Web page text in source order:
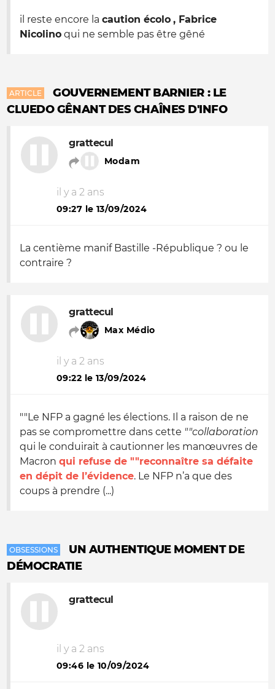
il reste encore la caution écolo , Fabrice
Nicolino qui ne semble pas être gêné
ARTICLE
GOUVERNEMENT BARNIER : LE
CLUEDO GÊNANT DES CHAÎNES D'INFO
grattecul
Modam
il y a 2 ans
09:27 le 13/09/2024
La centième manif Bastille -République ? ou le
contraire ?
grattecul
Max Médio
il y a 2 ans
09:22 le 13/09/2024
""Le NFP a gagné les élections. Il a raison de ne
pas se compromettre dans cette ""collaboration
qui le conduirait à cautionner les manœuvres de
Macron qui refuse de ""reconnaître sa défaite
en dépit de l’évidence. Le NFP n’a que des
coups à prendre (...)
OBSESSIONS
UN AUTHENTIQUE MOMENT DE
DÉMOCRATIE
grattecul
il y a 2 ans
09:46 le 10/09/2024